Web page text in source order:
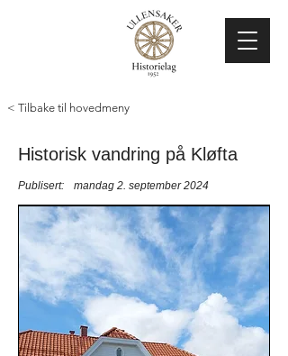
< Tilbake til hovedmeny
Historisk vandring på Kløfta
Publisert: mandag 2. september 2024